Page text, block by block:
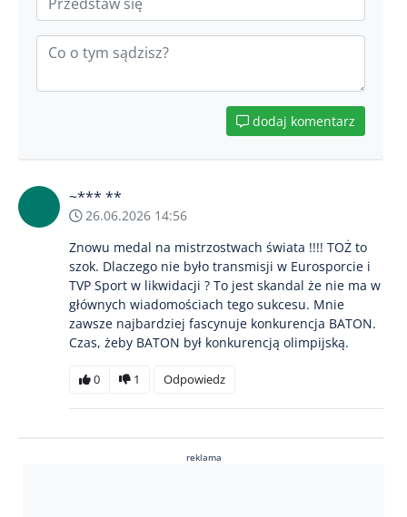
dodaj komentarz
~*** **
26.06.2026 14:56
Znowu medal na mistrzostwach świata !!!! TOŻ to
szok. Dlaczego nie było transmisji w Eurosporcie i
TVP Sport w likwidacji ? To jest skandal że nie ma w
głównych wiadomościach tego sukcesu. Mnie
zawsze najbardziej fascynuje konkurencja BATON.
Czas, żeby BATON był konkurencją olimpijską.
0 1 Odpowiedz
reklama